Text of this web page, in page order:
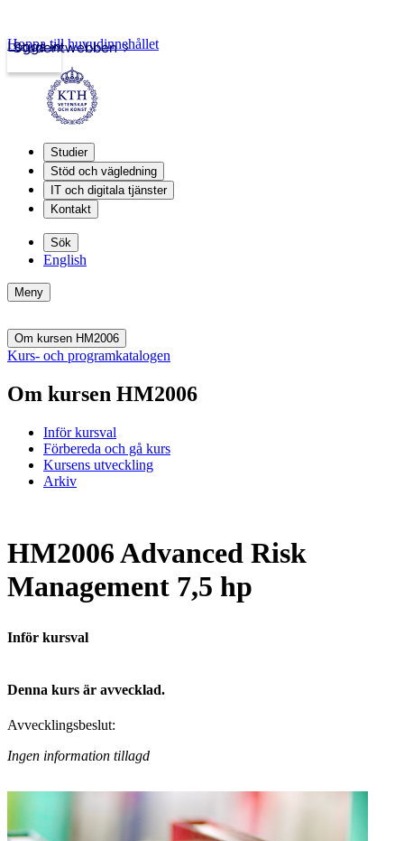
Studentwebben
Logga in
Hoppa till huvudinnehållet
Studier
Stöd och vägledning
IT och digitala tjänster
Kontakt
Sök
English
Meny
Om kursen HM2006
Kurs- och programkatalogen
Om kursen HM2006
Inför kursval
Förbereda och gå kurs
Kursens utveckling
Arkiv
HM2006 Advanced Risk
Management 7,5 hp
Inför kursval
Denna kurs är avvecklad.
Avvecklingsbeslut:
Ingen information tillagd